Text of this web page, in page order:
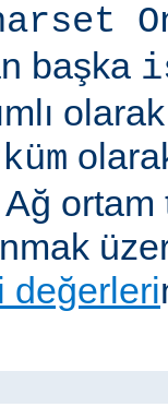
başka
değerleri